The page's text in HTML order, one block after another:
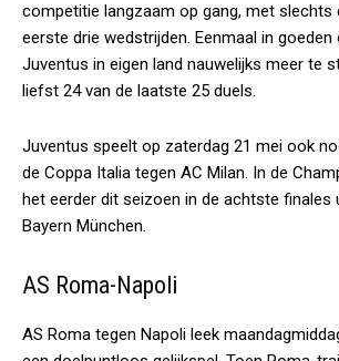
competitie langzaam op gang, met slechts
eerste drie wedstrijden. Eenmaal in goeden
Juventus in eigen land nauwelijks meer te
liefst 24 van de laatste 25 duels.
Juventus speelt op zaterdag 21 mei ook
de Coppa Italia tegen AC Milan. In de
het eerder dit seizoen in de achtste finales
Bayern München.
AS Roma-Napoli
AS Roma tegen Napoli leek